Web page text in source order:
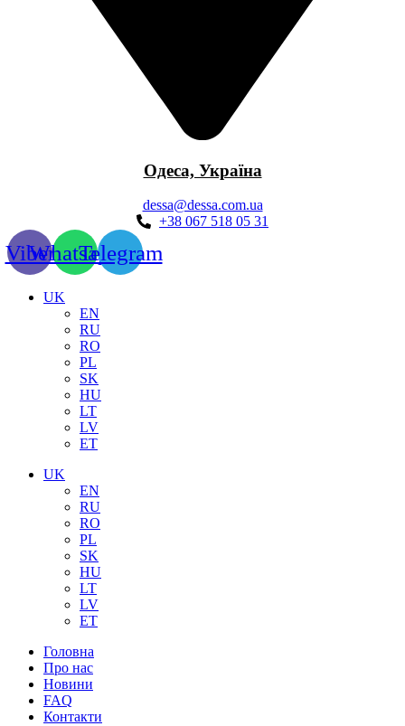
Одеса, Україна
dessa@dessa.com.ua
+38 067 518 05 31
ViberWhatsappTelegram
UK
EN
RU
RO
PL
SK
HU
LT
LV
ET
UK
EN
RU
RO
PL
SK
HU
LT
LV
ET
Головна
Про нас
Новини
FAQ
Контакти